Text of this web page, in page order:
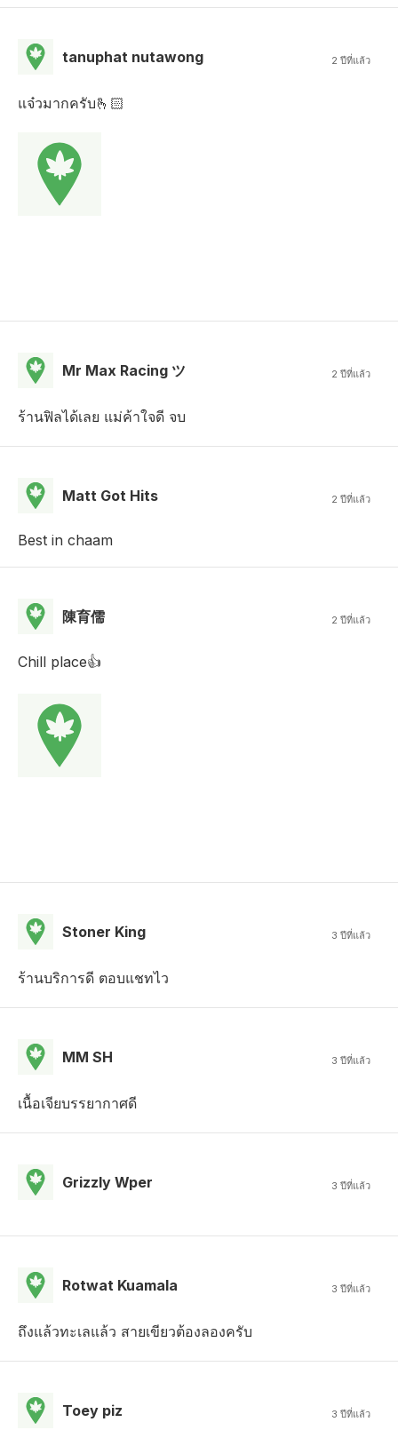
tanuphat nutawong 2 ปีที่แล้ว
แจ๋วมากครับ🫰🏻
Mr Max Racing ツ 2 ปีที่แล้ว
ร้านฟิลได้เลย แม่ค้าใจดี จบ
Matt Got Hits 2 ปีที่แล้ว
Best in chaam
陳育儒 2 ปีที่แล้ว
Chill place👍
Stoner King 3 ปีที่แล้ว
ร้านบริการดี ตอบแชทไว
MM SH 3 ปีที่แล้ว
เนื้อเจียบรรยากาศดี
Grizzly Wper 3 ปีที่แล้ว
Rotwat Kuamala 3 ปีที่แล้ว
ถึงแล้วทะเลแล้ว สายเขียวต้องลองครับ
Toey piz 3 ปีที่แล้ว